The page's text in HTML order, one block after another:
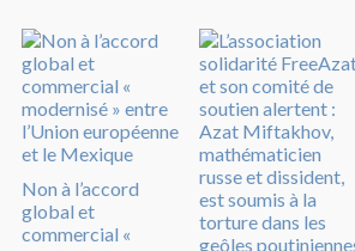
Non à l’accord
global et
commercial «